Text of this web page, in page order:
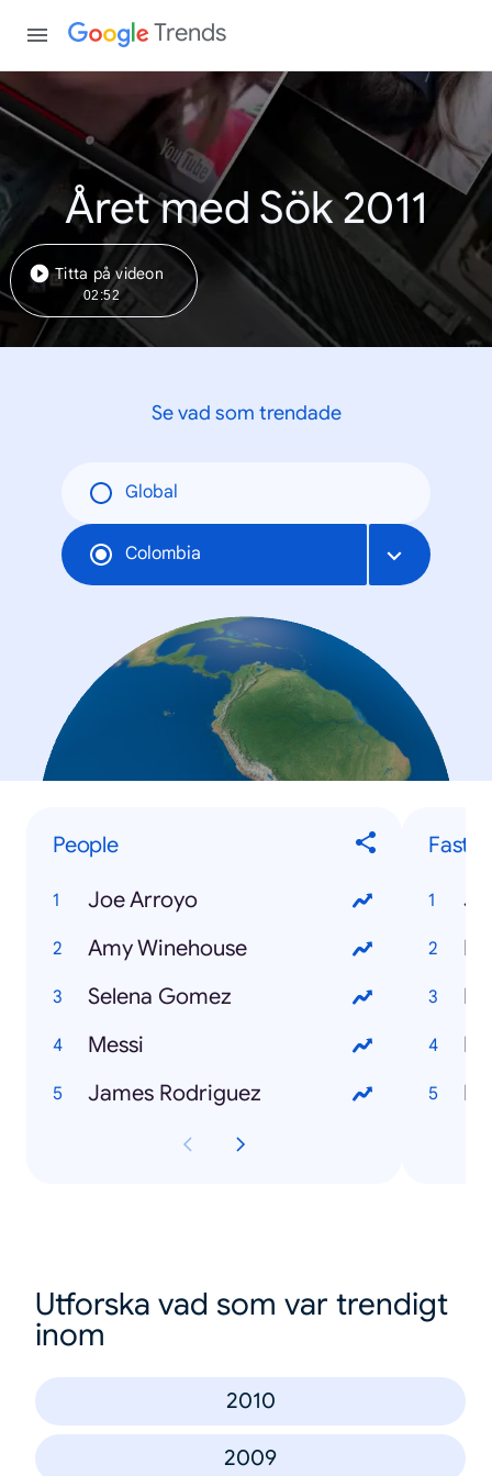
Trends
Året med Sök 2011
Titta på videon
02:52
Se vad som trendade
Global
Colombia
People
Joe Arroyo
Amy Winehouse
Selena Gomez
Messi
James Rodriguez
Utforska vad som var trendigt
inom
2010
2009